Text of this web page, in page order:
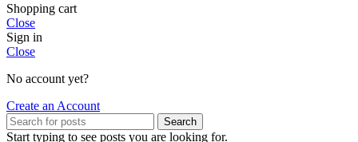
Shopping cart
Close
Sign in
Close
No account yet?
Create an Account
Search
Start typing to see posts you are looking for.